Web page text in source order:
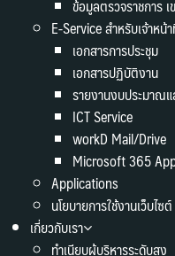
ข้อมูลตรวจราชการ
E-Service สำหรับเจ้าหน้
เอกสารการประชุม
เอกสารปฏิบัติงาน
รายงานงบประมาณ
ICT Service
workD Mail/Drive
Microsoft 365
Applications
นโยบายการใช้งานเว็บไซต์
เกี่ยวกับเรา
ทำเนียบผู้บริหารระดับสูง